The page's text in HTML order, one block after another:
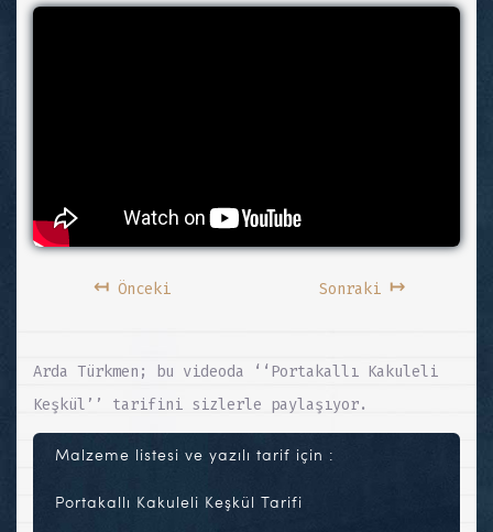
↤Önceki Sonraki ↦
Arda Türkmen; bu videoda ‘‘Portakallı Kakuleli
Keşkül’’ tarifini sizlerle paylaşıyor.
Malzeme listesi ve yazılı tarif için :
Portakallı Kakuleli Keşkül Tarifi